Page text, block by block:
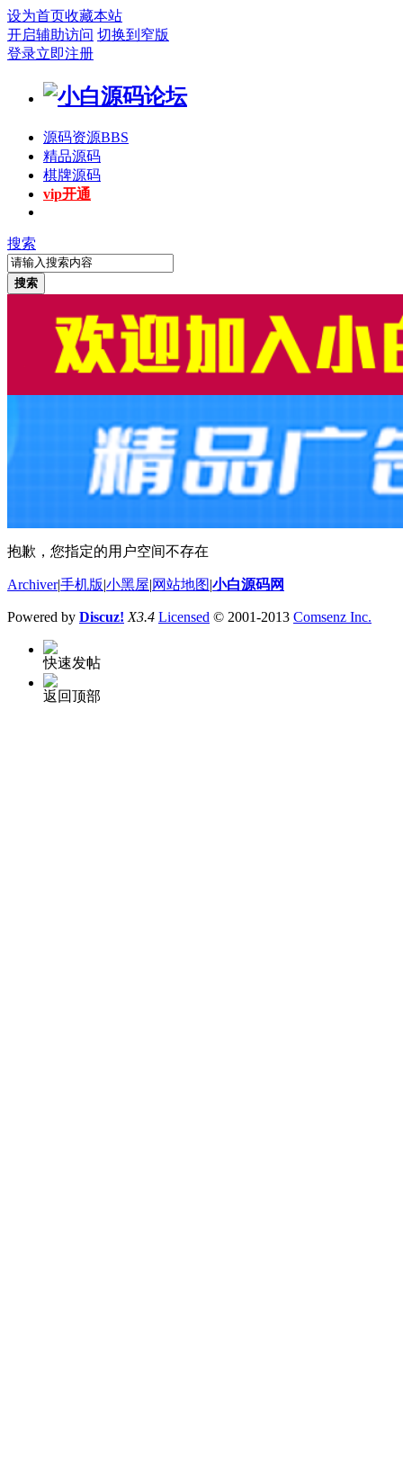
设为首页收藏本站
开启辅助访问 切换到窄版
登录立即注册
源码资源BBS
精品源码
棋牌源码
vip开通
搜索
搜索
抱歉，您指定的用户空间不存在
Archiver|手机版 小黑屋 网站地图 小白源码网
Powered by Discuz! X3.4 Licensed © 2001-2013 Comsenz Inc.
快速发帖
返回顶部